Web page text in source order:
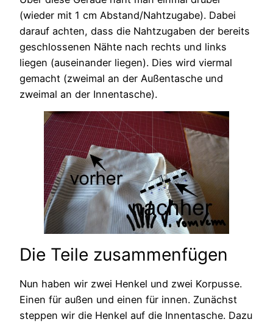
(wieder mit 1 cm Abstand/Nahtzugabe). Dabei
darauf achten, dass die Nahtzugaben der bereits
geschlossenen Nähte nach rechts und links
liegen (auseinander liegen). Dies wird viermal
gemacht (zweimal an der Außentasche und
zweimal an der Innentasche).
Die Teile zusammenfügen
Nun haben wir zwei Henkel und zwei Korpusse.
Einen für außen und einen für innen. Zunächst
steppen wir die Henkel auf die Innentasche. Dazu